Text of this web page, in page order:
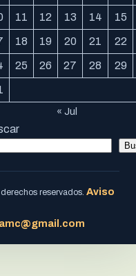
11 12 13 14 15
18 19 20 21 22
25 26 27 28 29
« Jul
reservados. Aviso